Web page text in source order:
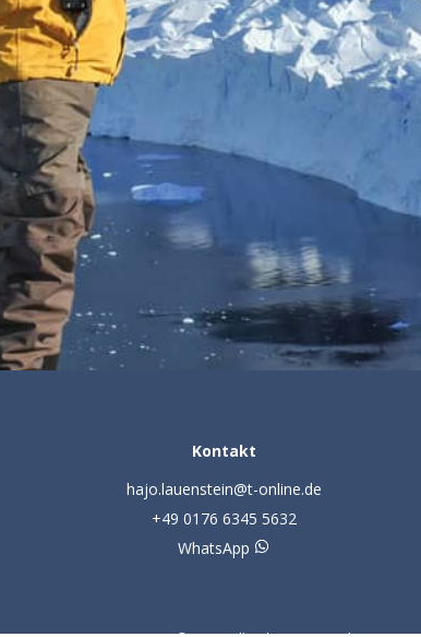
Kontakt
hajo.lauenstein@t-online.de
+49 0176 6345 5632
WhatsApp